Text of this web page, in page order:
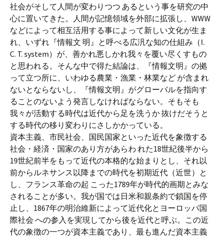
社会がそして人間が変わりつつ あるという事を研究の中
心に置いてきた。人間が記憶領域を外部に拡張し、WWW
などによって相互活用する事によって新しい文化が生ま
れ、いずれ『情報文 明』と呼べる広汎な知の仕組み（I.
C. T. system）が、善かれ悪しかれ我々を覆い尽くすもの
と思われる。そんな中で得た結論は、『情報文明』の拠
って立つ所に、いわゆる農業・漁業・林業など が含まれ
ないとならないし、『情報文明』がグローバルを指向す
ることのないよう発言しなければならない。そもそも
我々が活動する時代は近代から足を洗うか 抜けだそうと
する時代の移り変わりにさしかかっている。
資本主義、市民社会、国民国家といった近代を象徴する
社会・経済・国家のあり方があらわ れた18世紀後半から
19世紀前半をもって近代の本格的な始まりとし、それ以
前からルネサンス以降までの時代を初期近代（近世）と
し、フランス革命の起 こった1789年が時代的画期とみな
されることが多い。我が国では日米和親条約で鎖国を停
止し、1867年の明治維新によって近代化とヨーロッパ国
際社会 への参入を実現してから後を近代と呼ぶ。この近
代の象徴の一つが資本主義であり、最も進んだ資本主義